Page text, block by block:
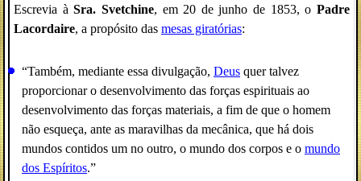
Escrevia àSra. Svetchine, em 20 de junho de 1853, oPadre
Lacordaire, a propósito das mesas giratórias:
“Também, mediante essa divulgação, Deus quer talvez
proporcionar o desenvolvimento das forças espirituais ao
desenvolvimento das forças materiais, a fim de que o homem
não esqueça, ante as maravilhas da mecânica, que há dois
mundos contidos um no outro, o mundo dos corpos e o mundo
dos Espíritos.”